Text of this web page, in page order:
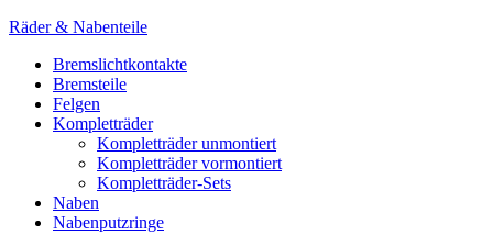
Räder & Nabenteile
Bremslichtkontakte
Bremsteile
Felgen
Kompletträder
Kompletträder unmontiert
Kompletträder vormontiert
Kompletträder-Sets
Naben
Nabenputzringe